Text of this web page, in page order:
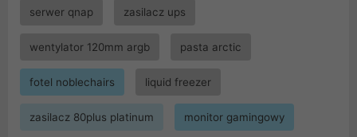
serwer qnap zasilacz ups
wentylator 120mm argb pasta arctic
fotel noblechairs liquid freezer
zasilacz 80plus platinum monitor gamingowy